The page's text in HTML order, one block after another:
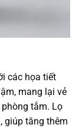
các họa tiết
mang lại vẻ
tắm. Lọ
giúp tăng thêm